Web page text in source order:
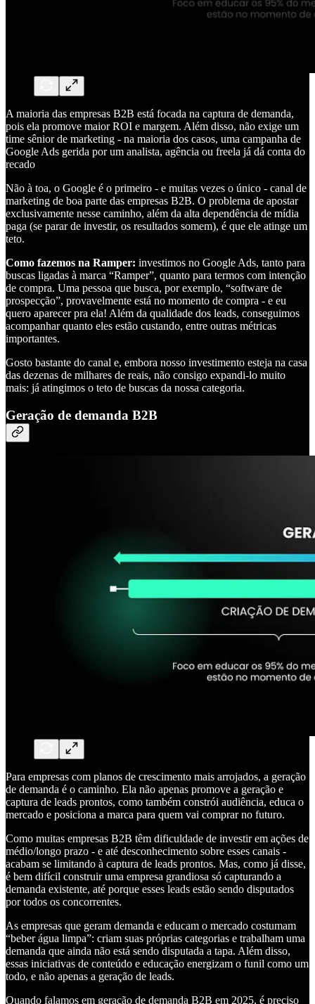
A maioria das empresas B2B está focada na captura de demanda,
pois ela promove maior ROI e margem. Além disso, não exige um
time sênior de marketing - na maioria dos casos, uma campanha de
Google Ads gerida por um analista, agência ou freela já dá conta do
recado
Não à toa, o Google é o primeiro - e muitas vezes o único - canal de
marketing de boa parte das empresas B2B. O problema de apostar
exclusivamente nesse caminho, além da alta dependência de mídia
paga (se parar de investir, os resultados somem), é que ele atinge um
teto.
Como fazemos na Ramper: investimos no Google Ads, tanto para
buscas ligadas à marca “Ramper”, quanto para termos com intenção
de compra. Uma pessoa que busca, por exemplo, “software de
prospecção”, provavelmente está no momento de compra - e eu
quero aparecer pra ela! Além da qualidade dos leads, conseguimos
acompanhar quanto eles estão custando, entre outras métricas
importantes.
Gosto bastante do canal e, embora nosso investimento esteja na casa
das dezenas de milhares de reais, não consigo expandi-lo muito
mais: já atingimos o teto de buscas da nossa categoria.
Geração de demanda B2B
Para empresas com planos de crescimento mais arrojados, a geração
de demanda é o caminho. Ela não apenas promove a geração e
captura de leads prontos, como também constrói audiência, educa o
mercado e posiciona a marca para quem vai comprar no futuro.
Como muitas empresas B2B têm dificuldade de investir em ações de
médio/longo prazo - e até desconhecimento sobre esses canais -
acabam se limitando à captura de leads prontos. Mas, como já disse,
é bem difícil construir uma empresa grandiosa só capturando a
demanda existente, até porque esses leads estão sendo disputados
por todos os concorrentes.
As empresas que geram demanda e educam o mercado costumam
“beber água limpa”: criam suas próprias categorias e trabalham uma
demanda que ainda não está sendo disputada a tapa. Além disso,
essas iniciativas de conteúdo e educação energizam o funil como um
todo, e não apenas a geração de leads.
Quando falamos em geração de demanda B2B em 2025, é preciso